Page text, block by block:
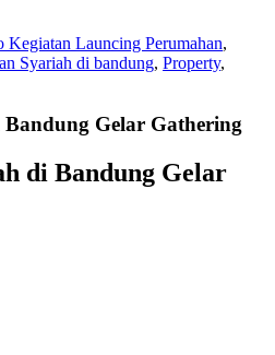
Kegiatan Launcing Perumahan,
Syariah di bandung, Property,
Gelar Gathering
di Bandung Gelar